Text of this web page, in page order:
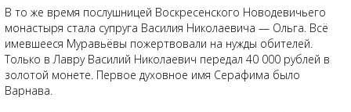
В то же время послушницей Воскресенского Новодевичьего
монастыря стала супруга Василия Николаевича — Ольга. Всё
имевшееся Муравьёвы пожертвовали на нужды обителей.
Только в Лавру Василий Николаевич передал 40 000 рублей в
золотой монете. Первое духовное имя Серафима было
Варнава.